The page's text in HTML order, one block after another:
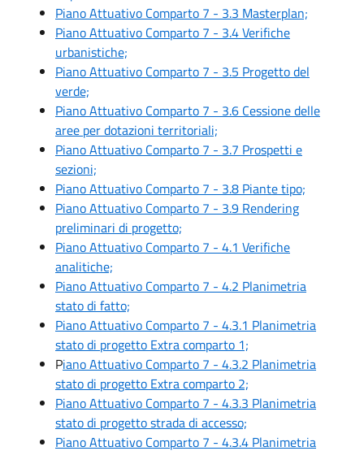
Piano Attuativo Comparto 7 - 3.3 Masterplan;
Piano Attuativo Comparto 7 - 3.4 Verifiche
urbanistiche;
Piano Attuativo Comparto 7 - 3.5 Progetto del
verde;
Piano Attuativo Comparto 7 - 3.6 Cessione delle
aree per dotazioni territoriali;
Piano Attuativo Comparto 7 - 3.7 Prospetti e
sezioni;
Piano Attuativo Comparto 7 - 3.8 Piante tipo;
Piano Attuativo Comparto 7 - 3.9 Rendering
preliminari di progetto;
Piano Attuativo Comparto 7 - 4.1 Verifiche
analitiche;
Piano Attuativo Comparto 7 - 4.2 Planimetria
stato di fatto;
Piano Attuativo Comparto 7 - 4.3.1 Planimetria
stato di progetto Extra comparto 1;
Piano Attuativo Comparto 7 - 4.3.2 Planimetria
stato di progetto Extra comparto 2;
Piano Attuativo Comparto 7 - 4.3.3 Planimetria
stato di progetto strada di accesso;
Piano Attuativo Comparto 7 - 4.3.4 Planimetria